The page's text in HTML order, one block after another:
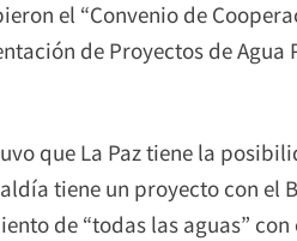
el “Convenio de
de Proyectos de Agua
que La Paz tiene la
tiene un proyecto con
de “todas las aguas”